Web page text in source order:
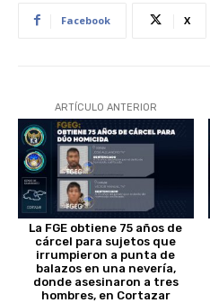
Facebook X
ARTÍCULO ANTERIOR
La FGE obtiene 75 años de
cárcel para sujetos que
irrumpieron a punta de
balazos en una nevería,
donde asesinaron a tres
hombres, en Cortazar